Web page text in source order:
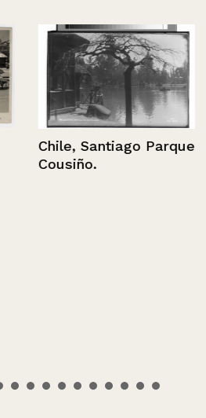
Chile, Santiago Parque
Cousiño.